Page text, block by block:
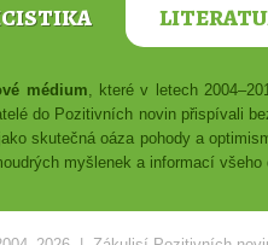
médium, které v letech
do Pozitivních novin přispívali
skutečná oáza pohody a
myšlenek a informací všeho